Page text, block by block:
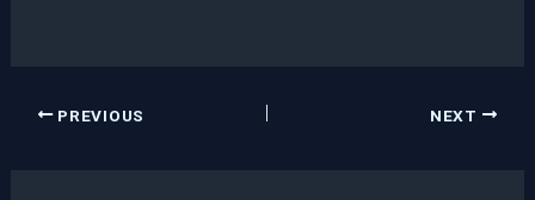
PREVIOUS NEXT